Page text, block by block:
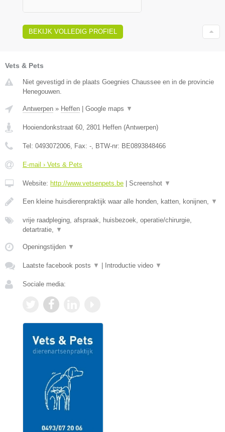
BEKIJK VOLLEDIG PROFIEL
Vets & Pets
Niet gevestigd in de plaats Goegnies Chaussee en in de provincie
Henegouwen.
Antwerpen » Heffen | Google maps ▼
Hooiendonkstraat 60 2801 Heffen (Antwerpen)
Tel: 0493072006 , Fax: - , BTW-nr: BE0893848466
E-mail › Vets & Pets
Website: http://www.vetsenpets.be | Screenshot ▼
Een kleine huisdierenpraktijk waar alle honden, katten, konijnen, ▼
vrije raadpleging, afspraak, huisbezoek, operatie/chirurgie,
detartratie,
▼
Openingstijden ▼
Laatste facebook posts ▼ | Introductie video ▼
Sociale media: